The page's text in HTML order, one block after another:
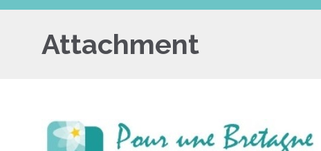
Attachment